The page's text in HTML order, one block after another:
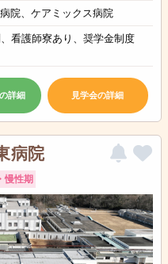
院、ケアミックス病院
看護師寮あり、奨学金制度
詳細 見学会の詳細
病院
慢性期